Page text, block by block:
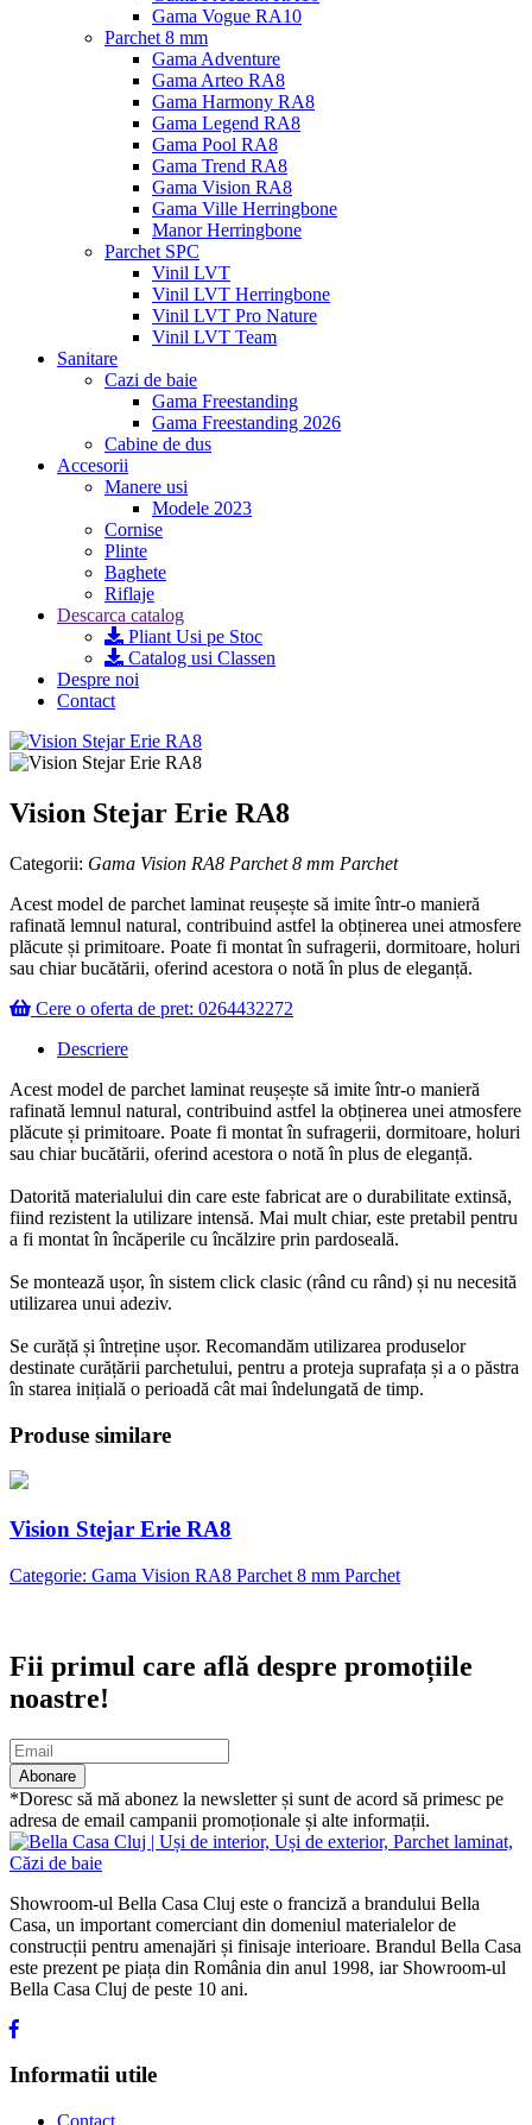
Gama Vogue RA10
Parchet 8 mm
Gama Adventure
Gama Arteo RA8
Gama Harmony RA8
Gama Legend RA8
Gama Pool RA8
Gama Trend RA8
Gama Vision RA8
Gama Ville Herringbone
Manor Herringbone
Parchet SPC
Vinil LVT
Vinil LVT Herringbone
Vinil LVT Pro Nature
Vinil LVT Team
Sanitare
Cazi de baie
Gama Freestanding
Gama Freestanding 2026
Cabine de dus
Accesorii
Manere usi
Modele 2023
Cornise
Plinte
Baghete
Riflaje
Descarca catalog
Pliant Usi pe Stoc
Catalog usi Classen
Despre noi
Contact
Vision Stejar Erie RA8
Categorii: Gama Vision RA8 Parchet 8 mm Parchet
Acest model de parchet laminat reușește să imite într-o manieră
rafinată lemnul natural, contribuind astfel la obținerea unei atmosfere
plăcute și primitoare. Poate fi montat în sufragerii, dormitoare, holuri
sau chiar bucătării, oferind acestora o notă în plus de eleganță.
Cere o oferta de pret: 0264432272
Descriere
Acest model de parchet laminat reușește să imite într-o manieră
rafinată lemnul natural, contribuind astfel la obținerea unei atmosfere
plăcute și primitoare. Poate fi montat în sufragerii, dormitoare, holuri
sau chiar bucătării, oferind acestora o notă în plus de eleganță.
Datorită materialului din care este fabricat are o durabilitate extinsă,
fiind rezistent la utilizare intensă. Mai mult chiar, este pretabil pentru
a fi montat în încăperile cu încălzire prin pardoseală.
Se montează ușor, în sistem click clasic (rând cu rând) și nu necesită
utilizarea unui adeziv.
Se curăță și întreține ușor. Recomandăm utilizarea produselor
destinate curățării parchetului, pentru a proteja suprafața și a o păstra
în starea inițială o perioadă cât mai îndelungată de timp.
Produse similare
Vision Stejar Erie RA8
Categorie: Gama Vision RA8 Parchet 8 mm Parchet
Fii primul care află despre promoțiile
noastre!
Abonare
*Doresc să mă abonez la newsletter și sunt de acord să primesc pe
adresa de email campanii promoționale și alte informații.
Showroom-ul Bella Casa Cluj este o franciză a brandului Bella
Casa, un important comerciant din domeniul materialelor de
construcții pentru amenajări și finisaje interioare. Brandul Bella Casa
este prezent pe piața din România din anul 1998, iar Showroom-ul
Bella Casa Cluj de peste 10 ani.
Informatii utile
Contact